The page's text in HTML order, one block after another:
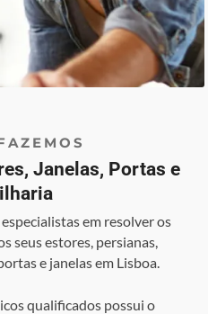
Janelas, Portas e
em resolver os
seus estores, persianas,
e janelas em Lisboa.
qualificados possui o